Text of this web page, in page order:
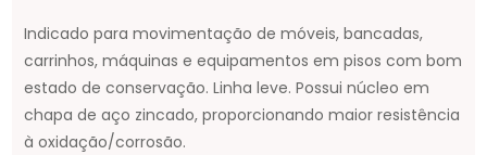
Indicado para movimentação de móveis, bancadas,
carrinhos, máquinas e equipamentos em pisos com bom
estado de conservação. Linha leve. Possui núcleo em
chapa de aço zincado, proporcionando maior resistência
à oxidação/corrosão.